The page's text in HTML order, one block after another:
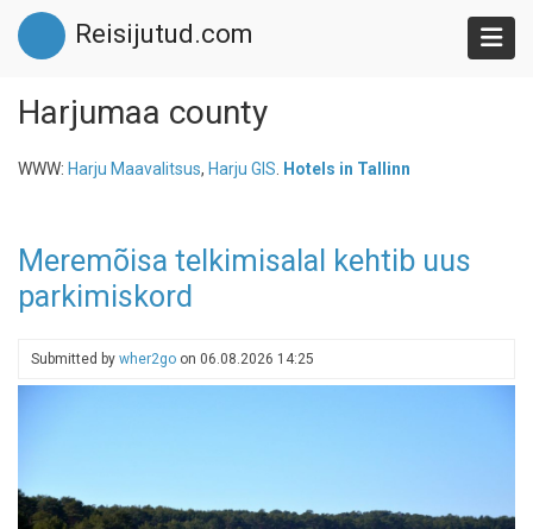
Skip
main
Reisijutud.com
Harjumaa county
WWW: Harju Maavalitsus, Harju GIS Hotels in Tallinn
Meremõisa telkimisalal kehtib uus
parkimiskord
Submitted by wher2go on 06.08.2026 14:25